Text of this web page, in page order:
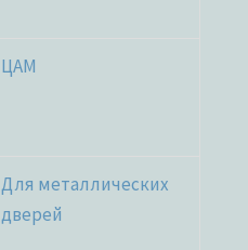
ЦАМ
Для металлических
дверей